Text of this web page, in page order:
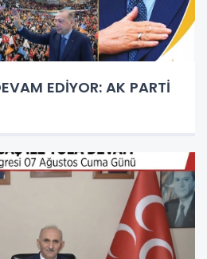
EDİYOR: AK PARTİ